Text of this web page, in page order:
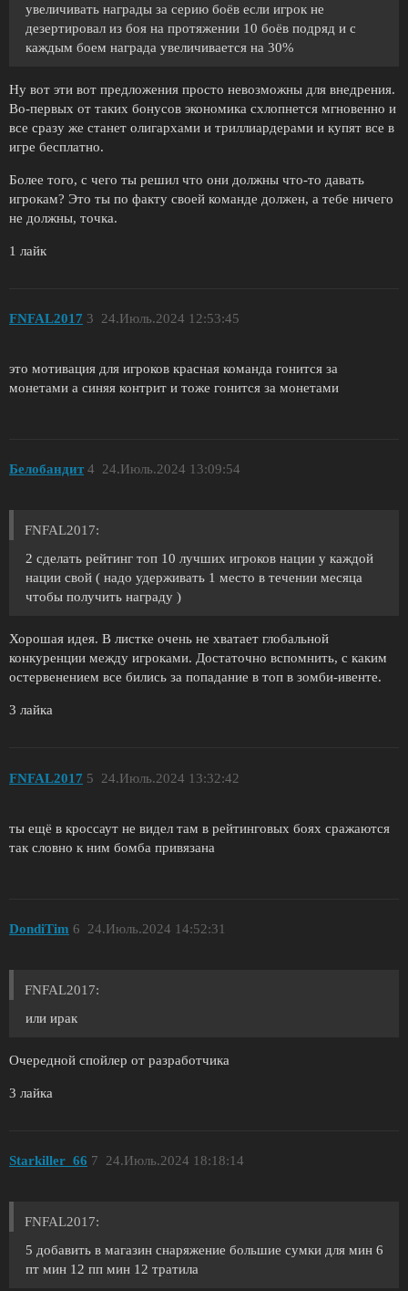
увеличивать награды за серию боёв если игрок не
дезертировал из боя на протяжении 10 боёв подряд и с
каждым боем награда увеличивается на 30%
Ну вот эти вот предложения просто невозможны для внедрения.
Во-первых от таких бонусов экономика схлопнется мгновенно и
все сразу же станет олигархами и триллиардерами и купят все в
игре бесплатно.
Более того, с чего ты решил что они должны что-то давать
игрокам? Это ты по факту своей команде должен, а тебе ничего
не должны, точка.
1 лайк
FNFAL2017 24.Июль.2024 12:53:45
3
это мотивация для игроков красная команда гонится за
монетами а синяя контрит и тоже гонится за монетами
Белобандит 24.Июль.2024 13:09:54
4
FNFAL2017:
2 сделать рейтинг топ 10 лучших игроков нации у каждой
нации свой ( надо удерживать 1 место в течении месяца
чтобы получить награду )
Хорошая идея. В листке очень не хватает глобальной
конкуренции между игроками. Достаточно вспомнить, с каким
остервенением все бились за попадание в топ в зомби-ивенте.
3 лайка
FNFAL2017 24.Июль.2024 13:32:42
5
ты ещё в кроссаут не видел там в рейтинговых боях сражаются
так словно к ним бомба привязана
DondiTim 24.Июль.2024 14:52:31
6
FNFAL2017:
или ирак
Очередной спойлер от разработчика
3 лайка
Starkiller_66 24.Июль.2024 18:18:14
7
FNFAL2017:
5 добавить в магазин снаряжение большие сумки для мин 6
пт мин 12 пп мин 12 тратила